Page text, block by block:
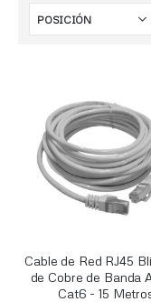
Cable de Red RJ45
de Cobre de Banda
Cat6 - 15